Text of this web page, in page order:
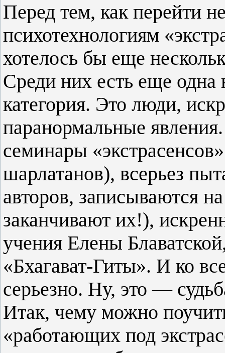
Перед тем, как перейти
психотехнологиям
хотелось бы еще
Среди них есть еще одна
категория. Это люди,
паранормальные
семинары
шарлатанов), всерьез
авторов, записываются
заканчивают их!),
учения Елены
«Бхагават-Гиты». И ко
серьезно. Ну, это —
Итак, чему можно
«работающих под